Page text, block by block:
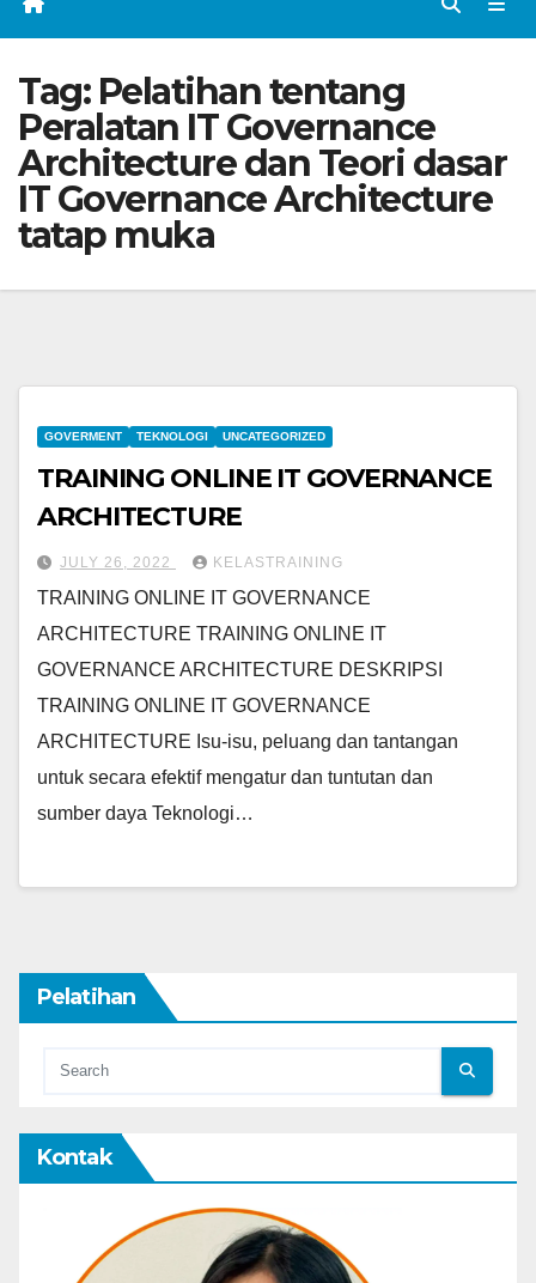
Tag: Pelatihan tentang
Peralatan IT Governance
Architecture dan Teori dasar
IT Governance Architecture
tatap muka
GOVERMENT TEKNOLOGI UNCATEGORIZED
TRAINING ONLINE IT GOVERNANCE
ARCHITECTURE
JULY 26, 2022 KELASTRAINING
TRAINING ONLINE IT GOVERNANCE
ARCHITECTURE TRAINING ONLINE IT
GOVERNANCE ARCHITECTURE DESKRIPSI
TRAINING ONLINE IT GOVERNANCE
ARCHITECTURE Isu-isu, peluang dan tantangan
untuk secara efektif mengatur dan tuntutan dan
sumber daya Teknologi…
Pelatihan
Kontak